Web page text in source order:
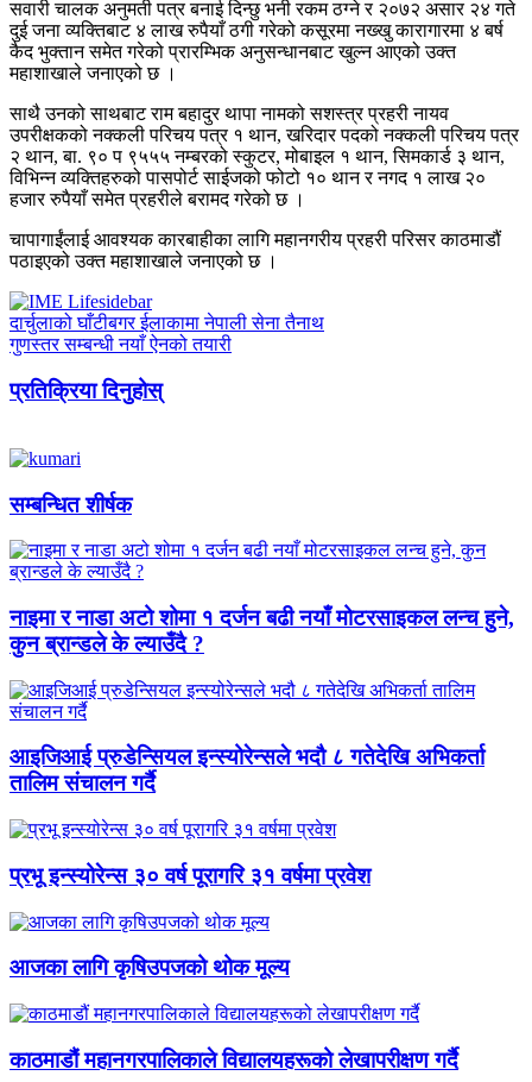
सवारी चालक अनुमती पत्र बनाई दिन्छु भनी रकम ठग्ने र २०७२ असार २४ गते
दुई जना व्यक्तिबाट ४ लाख रुपैयाँ ठगी गरेको कसूरमा नख्खु कारागारमा ४ बर्ष
कैद भुक्तान समेत गरेको प्रारम्भिक अनुसन्धानबाट खुल्न आएको उक्त
महाशाखाले जनाएको छ ।
साथै उनको साथबाट राम बहादुर थापा नामको सशस्त्र प्रहरी नायव
उपरीक्षकको नक्कली परिचय पत्र १ थान, खरिदार पदको नक्कली परिचय पत्र
२ थान, बा. ९० प ९५५५ नम्बरको स्कुटर, मोबाइल १ थान, सिमकार्ड ३ थान,
विभिन्न व्यक्तिहरुको पासपोर्ट साईजको फोटो १० थान र नगद १ लाख २०
हजार रुपैयाँ समेत प्रहरीले बरामद गरेको छ ।
चापागाईंलाई आवश्यक कारबाहीका लागि महानगरीय प्रहरी परिसर काठमाडौं
पठाइएको उक्त महाशाखाले जनाएको छ ।
दार्चुलाको घाँटीबगर ईलाकामा नेपाली सेना तैनाथ
गुणस्तर सम्बन्धी नयाँ ऐनको तयारी
प्रतिक्रिया दिनुहोस्
सम्बन्धित शीर्षक
नाइमा र नाडा अटो शोमा १ दर्जन बढी नयाँ मोटरसाइकल लन्च हुने,
कुन ब्रान्डले के ल्याउँदै ?
आइजिआई प्रुडेन्सियल इन्स्योरेन्सले भदौ ८ गतेदेखि अभिकर्ता
तालिम संचालन गर्दै
प्रभू इन्स्योरेन्स ३० वर्ष पूरागरि ३१ वर्षमा प्रवेश
आजका लागि कृषिउपजको थोक मूल्य
काठमाडौं महानगरपालिकाले विद्यालयहरूको लेखापरीक्षण गर्दै